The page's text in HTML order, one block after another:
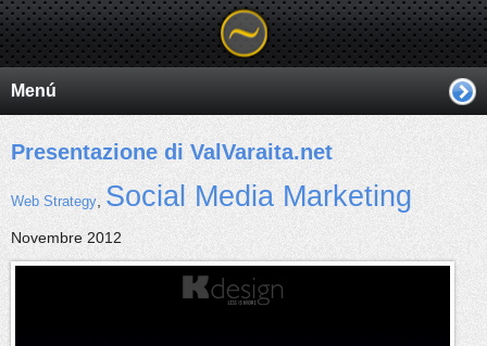
Menú
Presentazione di ValVaraita.net
Web Strategy Social Media Marketing
Novembre 2012